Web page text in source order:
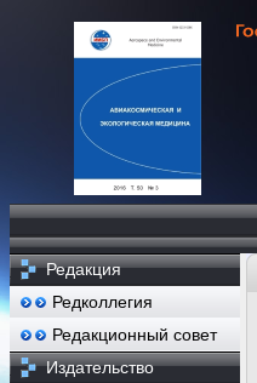
Редакция
Редколлегия
Редакционный совет
Издательство